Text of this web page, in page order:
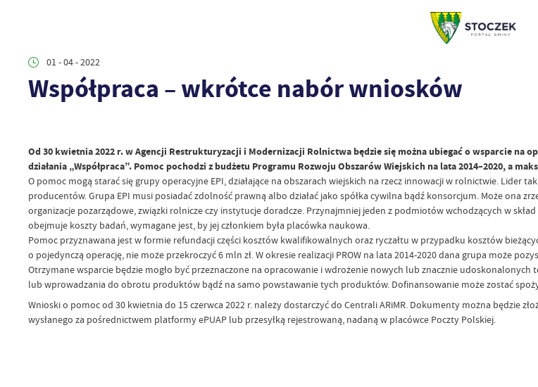
01 - 04 - 2022
Współpraca – wkrótce nabór wniosków
Od 30 kwietnia 2022 r. w Agencji Restrukturyzacji i Modernizacji Rolnictwa będzie się można ubiegać o wsparcie
działania „Współpraca”. Pomoc pochodzi z budżetu Programu Rozwoju Obszarów Wiejskich na lata 2014–2020, a
O pomoc mogą starać się grupy operacyjne EPI, działające na obszarach wiejskich na rzecz innowacji w rolnictwie.
producentów. Grupa EPI musi posiadać zdolność prawną albo działać jako spółka cywilna bądź konsorcjum. Może ona
organizacje pozarządowe, związki rolnicze czy instytucje doradcze. Przynajmniej jeden z podmiotów wchodzących w
obejmuje koszty badań, wymagane jest, by jej członkiem była placówka naukowa.
Pomoc przyznawana jest w formie refundacji części kosztów kwalifikowalnych oraz ryczałtu w przypadku kosztów
o pojedynczą operację, nie może przekroczyć 6 mln zł. W okresie realizacji PROW na lata 2014-2020 dana grupa może
Otrzymane wsparcie będzie mogło być przeznaczone na opracowanie i wdrożenie nowych lub znacznie
lub wprowadzania do obrotu produktów bądź na samo powstawanie tych produktów. Dofinansowanie może zostać
Wnioski o pomoc od 30 kwietnia do 15 czerwca 2022 r. należy dostarczyć do Centrali ARiMR. Dokumenty można będzie
wysłanego za pośrednictwem platformy ePUAP lub przesyłką rejestrowaną, nadaną w placówce Poczty Polskiej.